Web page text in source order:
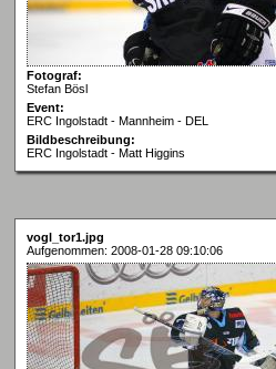
Fotograf:
Stefan Bösl
Event:
ERC Ingolstadt - Mannheim - DEL
Bildbeschreibung:
ERC Ingolstadt - Matt Higgins
vogl_tor1.jpg
Aufgenommen: 2008-01-28 09:10:06